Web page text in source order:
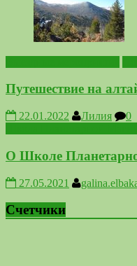
Путешествие на
22.01.2022 Лилия
0
О Школе
27.05.2021
Счетчики